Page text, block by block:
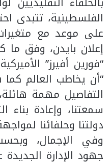
الفلسطينية، تتبدى
على موعد مع
إعلان بايدن، وفق
“فورين أفيرز”
“أن يخاطب العالم
التفاصيل مهمة
سمعتنا، وإعادة بناء
دولتنا وحلفائنا
وفي الإجمال،
جهود الإدارة